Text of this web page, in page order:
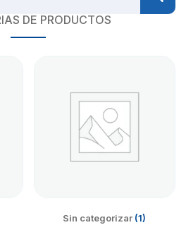
DE PRODUCTOS
Sin categorizar (1)